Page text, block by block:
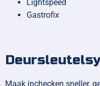
Lightspeed
Gastrofix
Maak inchecken sneller,